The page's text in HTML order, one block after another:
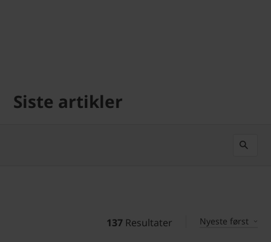
Siste artikler
137 Resultater Nyeste først